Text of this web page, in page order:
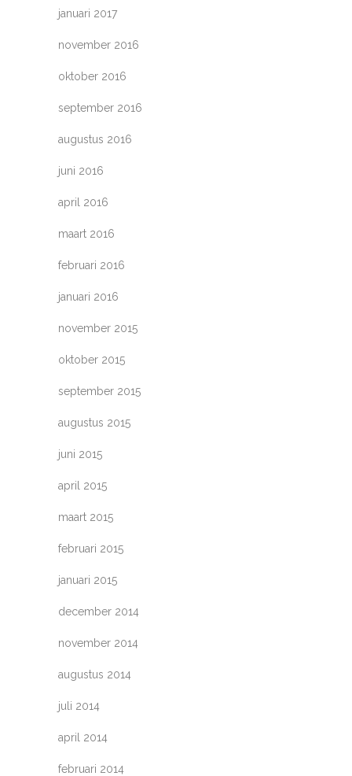
januari 2017
november 2016
oktober 2016
september 2016
augustus 2016
juni 2016
april 2016
maart 2016
februari 2016
januari 2016
november 2015
oktober 2015
september 2015
augustus 2015
juni 2015
april 2015
maart 2015
februari 2015
januari 2015
december 2014
november 2014
augustus 2014
juli 2014
april 2014
februari 2014